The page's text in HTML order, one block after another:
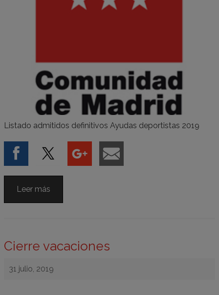
Listado admitidos definitivos Ayudas deportistas 2019
Leer más
Cierre vacaciones
31 julio, 2019